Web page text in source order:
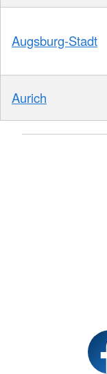
Augsburg-Stadt
Aurich